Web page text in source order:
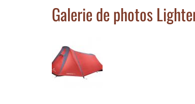
Galerie de photos